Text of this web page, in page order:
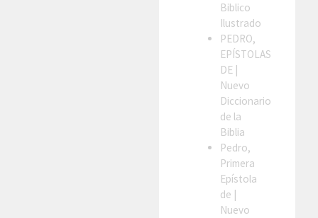
Biblico
Ilustrado
PEDRO,
EPÍSTOLAS
DE|
Nuevo
Diccionario
de la
Biblia
Pedro,
Primera
Epístola
de
Nuevo